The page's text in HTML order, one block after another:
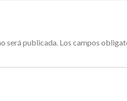
será publicada. Los campos